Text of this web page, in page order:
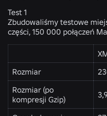
Test 1
Zbudowaliśmy testowe
części, 150 000 połączeń
Rozmiar
Rozmiar (po
kompresji Gzip)